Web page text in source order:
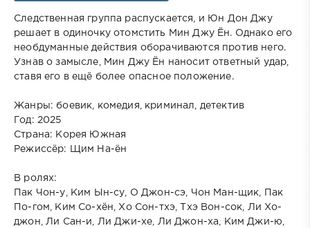
Следственная группа распускается, и Юн Дон Джу
решает в одиночку отомстить Мин Джу Ён. Однако его
необдуманные действия оборачиваются против него.
Узнав о замысле, Мин Джу Ён наносит ответный удар,
ставя его в ещё более опасное положение.
Жанры: боевик, комедия, криминал, детектив
Год: 2025
Страна: Корея Южная
Режиссёр: Щим На-ён
В ролях:
Пак Чон-у, Ким Ын-су, О Джон-сэ, Чон Ман-щик, Пак
По-гом, Ким Со-хён, Хо Сон-тхэ, Тхэ Вон-сок, Ли Хо-
джон, Ли Сан-и, Ли Джи-хе, Ли Джон-ха, Ким Джи-ю,